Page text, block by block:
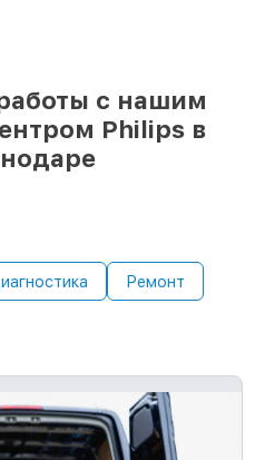
с нашим
Philips в
Ремонт